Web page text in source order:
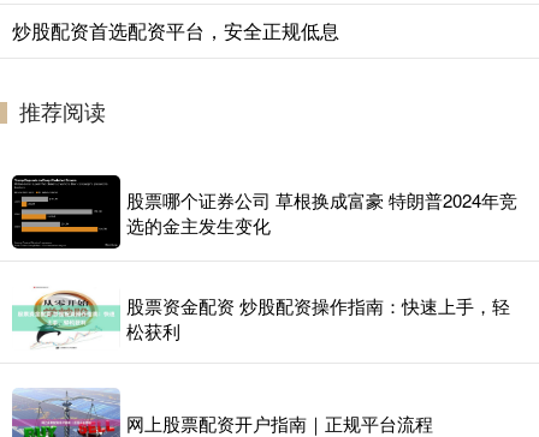
炒股配资首选配资平台，安全正规低息
推荐阅读
股票哪个证券公司 草根换成富豪 特朗普2024年竞
选的金主发生变化
股票资金配资 炒股配资操作指南：快速上手，轻
松获利
网上股票配资开户指南｜正规平台流程